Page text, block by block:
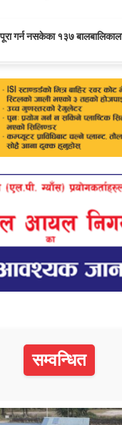
गर्न नसकेका १३७
सम्वन्धित